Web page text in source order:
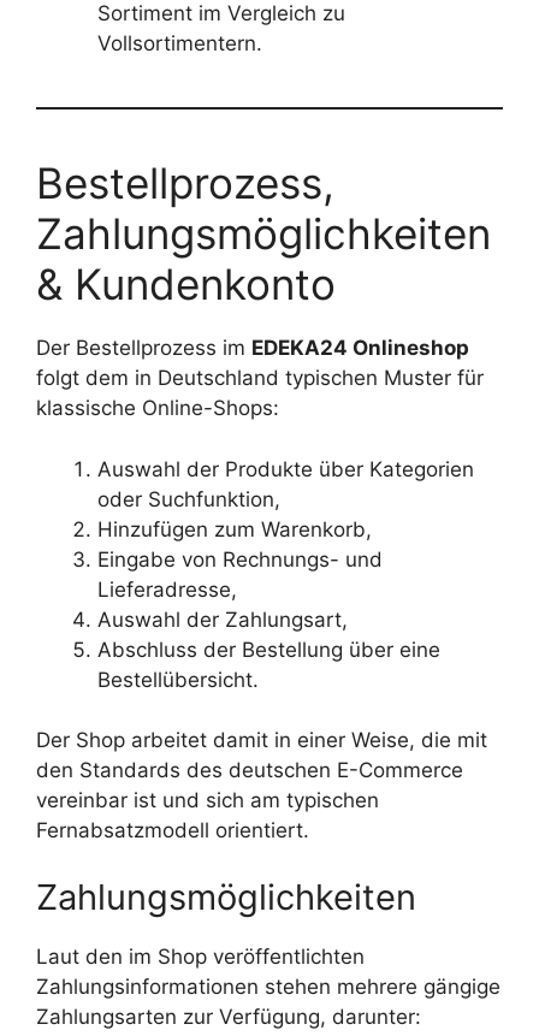
Sortiment im Vergleich zu
Vollsortimentern.
Bestellprozess,
Zahlungsmöglichkeiten
& Kundenkonto
Der Bestellprozess im EDEKA24 Onlineshop
folgt dem in Deutschland typischen Muster für
klassische Online-Shops:
Auswahl der Produkte über Kategorien
oder Suchfunktion,
Hinzufügen zum Warenkorb,
Eingabe von Rechnungs- und
Lieferadresse,
Auswahl der Zahlungsart,
Abschluss der Bestellung über eine
Bestellübersicht.
Der Shop arbeitet damit in einer Weise, die mit
den Standards des deutschen E-Commerce
vereinbar ist und sich am typischen
Fernabsatzmodell orientiert.
Zahlungsmöglichkeiten
Laut den im Shop veröffentlichten
Zahlungsinformationen stehen mehrere gängige
Zahlungsarten zur Verfügung, darunter: